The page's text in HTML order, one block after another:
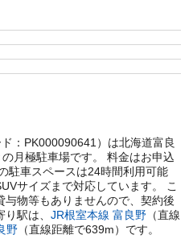
：PK000090641）は北海道富良
月極駐車場です。 料金はお申込
駐車スペースは24時間利用可能
サイズまで対応しています。 こ
物等もありませんので、契約後
り駅は、 JR根室本線 富良野 （直線
野 （直線距離で639m） です。